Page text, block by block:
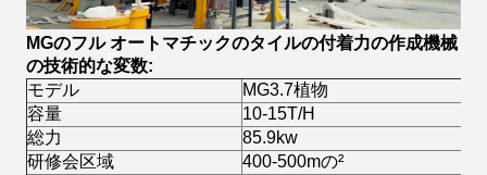
MGのフル オートマチックのタイルの付着力の作成機械
の技術的な変数:
モデル
MG3.7植物
容量
10-15T/H
総力
85.9kw
研修会区域
400-500mの²